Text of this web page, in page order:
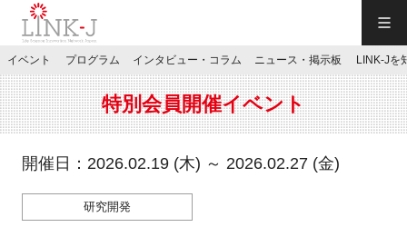
JP／EN
特別会員専用メニュー
イベント プログラム インタビュー・コラム ニュース・掲示板 LINK-Jを
特別会員開催イベント
開催日：2026.02.19 (木) ～ 2026.02.27 (金)
研究開発